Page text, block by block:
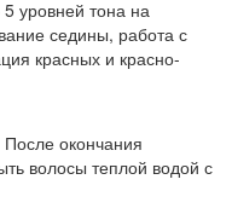
уровней тона на
седины, работа с
красных и красно-
окончания
волосы теплой водой с